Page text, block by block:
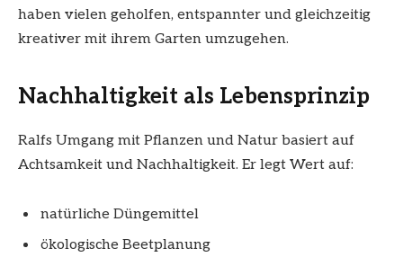
haben vielen geholfen, entspannter und gleichzeitig
kreativer mit ihrem Garten umzugehen.
Nachhaltigkeit als Lebensprinzip
Ralfs Umgang mit Pflanzen und Natur basiert auf
Achtsamkeit und Nachhaltigkeit. Er legt Wert auf:
natürliche Düngemittel
ökologische Beetplanung